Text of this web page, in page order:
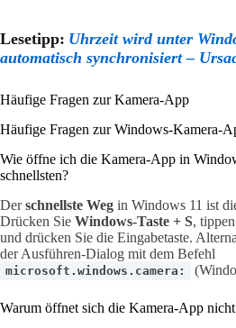
Lesetipp: Uhrzeit wird unter
automatisch synchronisiert –
Häufige Fragen zur Kamera-App
Häufige Fragen zur Windows-Kamera-
Wie öffne ich die Kamera-App in
schnellsten?
Derschnellste Weg in Windows 11 ist
Drücken Sie Windows-Taste + S,
und drücken Sie die Eingabetaste.
der Ausführen-Dialog mit dem Befehl
microsoft.windows.camera:
Warum öffnet sich die Kamera-App